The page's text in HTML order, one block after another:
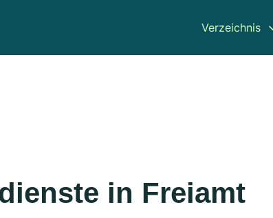
Verzeichnis
in Freiamt